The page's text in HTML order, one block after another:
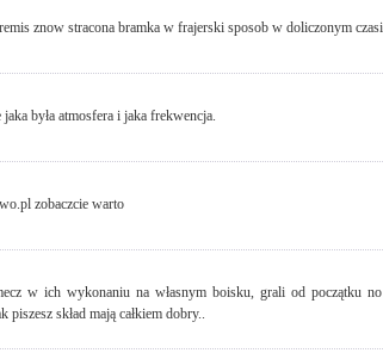
że to był dobry mecz jak zremiswowali z takim koninem a trener
dali a nie druzyny przeciwnej? jestem ciekaw czy po
znow stracona bramka w frajerski sposob w doliczonym
była atmosfera i jaka frekwencja.